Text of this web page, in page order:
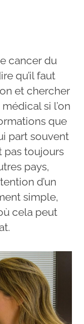
cancer du
qu’il faut
et chercher
si l’on
que
part souvent
pas toujours
pays,
d’un
simple,
cela peut